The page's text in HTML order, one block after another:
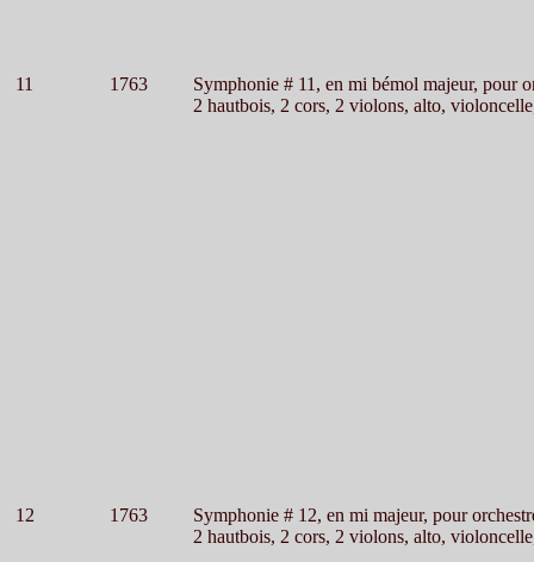
11 1763
Symphonie # 11, en mi bémol majeur, pour
2 hautbois, 2 cors, 2 violons, alto,
12 1763
Symphonie # 12, en mi majeur, pour
2 hautbois, 2 cors, 2 violons, alto,